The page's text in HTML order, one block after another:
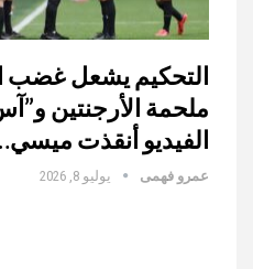
التحكيم يشعل غضب
ملحمة الأرجنتين
الفيديو أنقذت
عمرو فهمى يوليو 8, 2026